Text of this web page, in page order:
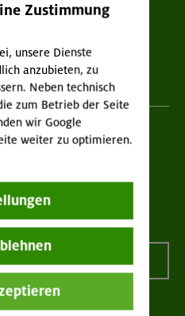
Zustimmung
unsere Dienste
anzubieten, zu
Neben technisch
zum Betrieb der Seite
wir Google
weiter zu optimieren.